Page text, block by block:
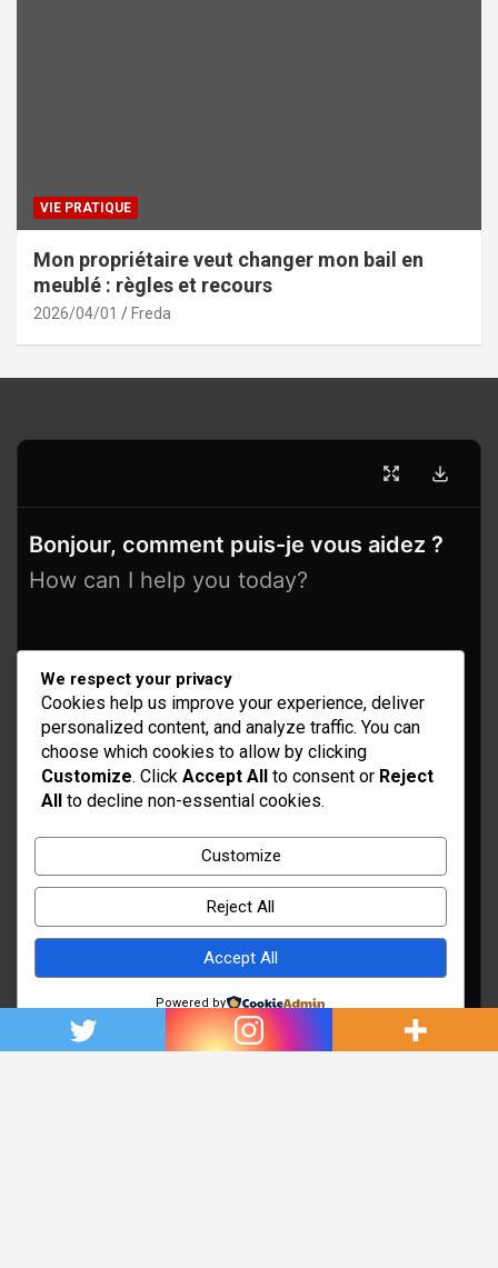
VIE PRATIQUE
Mon propriétaire veut changer mon bail en
meublé : règles et recours
2026/04/01 Freda
Bonjour, comment puis-je vous aidez ?
How can I help you today?
Idées d’aménagement et déco
Conseil bricolage et jardinage
Choix d'outillage et de matériaux
We respect your privacy
Cookies help us improve your experience, deliver
personalized content, and analyze traffic. You can
choose which cookies to allow by clicking
Customize. Click Accept All to consent or Reject
All to decline non-essential cookies.
Customize
Reject All
Accept All
Powered by